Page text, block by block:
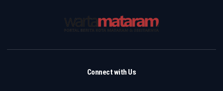
Connect with Us